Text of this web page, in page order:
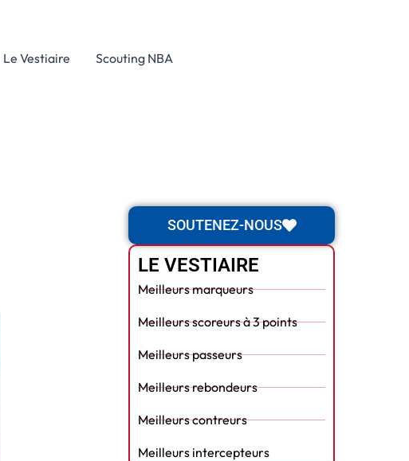
Le Vestiaire Scouting NBA
SOUTENEZ-NOUS
LE VESTIAIRE
Meilleurs marqueurs
Meilleurs scoreurs à 3 points
Meilleurs passeurs
Meilleurs rebondeurs
Meilleurs contreurs
Meilleurs intercepteurs